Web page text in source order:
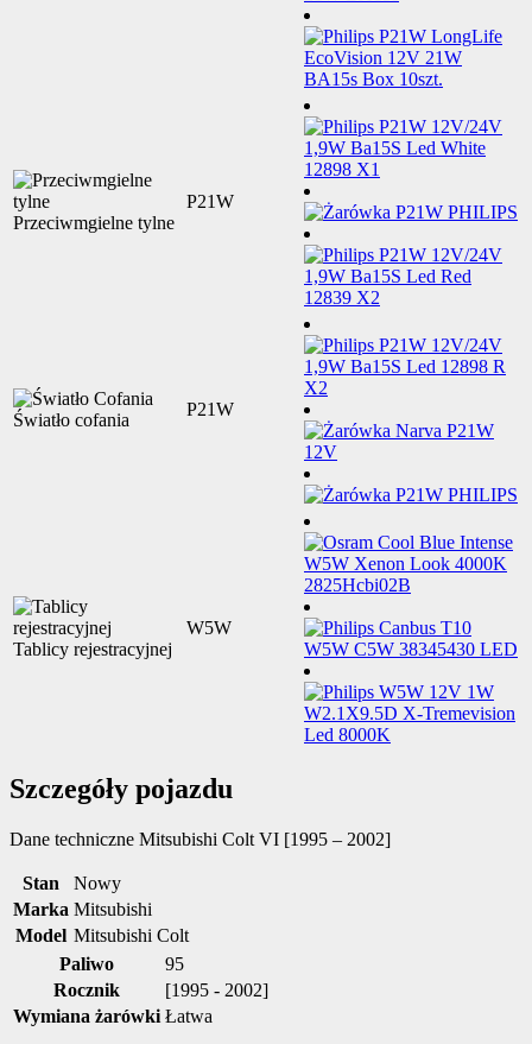
Przeciwmgielne tylne
P21W
Światło cofania
P21W
Tablicy rejestracyjnej
W5W
Szczegóły pojazdu
Dane techniczne Mitsubishi Colt VI [1995 – 2002]
Stan
Nowy
Marka Mitsubishi
Model Mitsubishi Colt
Paliwo
95
Rocznik
[1995 - 2002]
Wymiana żarówki Łatwa